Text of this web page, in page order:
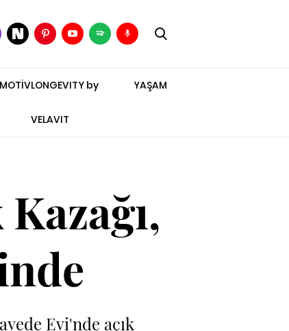
LONGEVITY by
VELAVIT
YAŞAM
Evi'nde açık